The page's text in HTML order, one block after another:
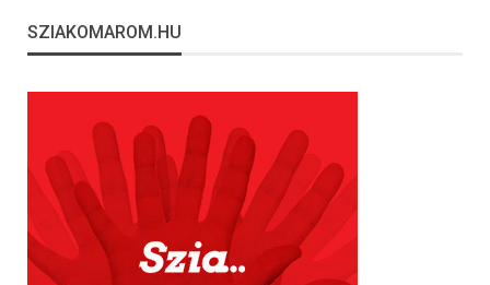
SZIAKOMAROM.HU